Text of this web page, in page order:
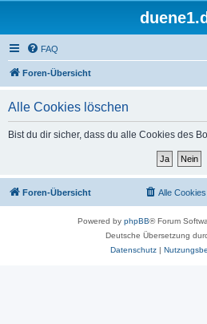
FAQ
Foren-Übersicht
Alle Cookies löschen
Bist du dir sicher, dass du alle Cookies des
Foren-Übersicht Alle
Powered by phpBB® Forum
Deutsche Übersetzung
Datenschutz|